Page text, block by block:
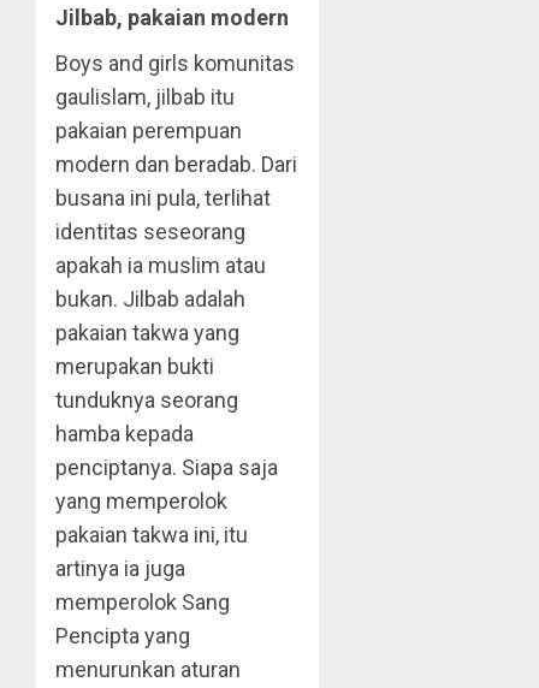
Jilbab, pakaian modern
Boys and girls komunitas
gaulislam, jilbab itu
pakaian perempuan
modern dan beradab. Dari
busana ini pula, terlihat
identitas seseorang
apakah ia muslim atau
bukan. Jilbab adalah
pakaian takwa yang
merupakan bukti
tunduknya seorang
hamba kepada
penciptanya. Siapa saja
yang memperolok
pakaian takwa ini, itu
artinya ia juga
memperolok Sang
Pencipta yang
menurunkan aturan